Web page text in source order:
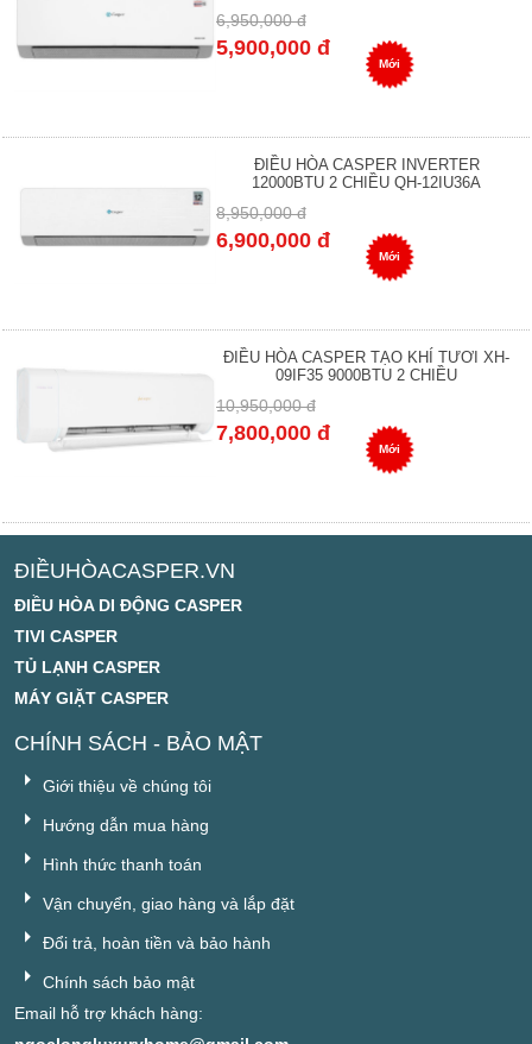
6,950,000 đ
5,900,000 đ
Mới
ĐIỀU HÒA CASPER INVERTER
12000BTU 2 CHIỀU QH-12IU36A
8,950,000 đ
6,900,000 đ
Mới
ĐIỀU HÒA CASPER TẠO KHÍ TƯƠI XH-
09IF35 9000BTU 2 CHIỀU
10,950,000 đ
7,800,000 đ
Mới
ĐIỀUHÒACASPER.VN
ĐIỀU HÒA DI ĐỘNG CASPER
TIVI CASPER
TỦ LẠNH CASPER
MÁY GIẶT CASPER
CHÍNH SÁCH - BẢO MẬT
Giới thiệu về chúng tôi
Hướng dẫn mua hàng
Hình thức thanh toán
Vận chuyển, giao hàng và lắp đặt
Đổi trả, hoàn tiền và bảo hành
Chính sách bảo mật
Email hỗ trợ khách hàng: